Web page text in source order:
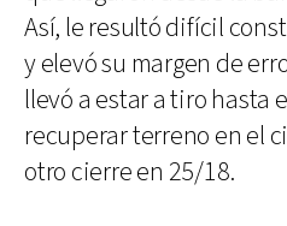
Así, le resultó difícil
y elevó su margen de
llevó a estar a tiro hasta
recuperar terreno en el
otro cierre en 25/18.